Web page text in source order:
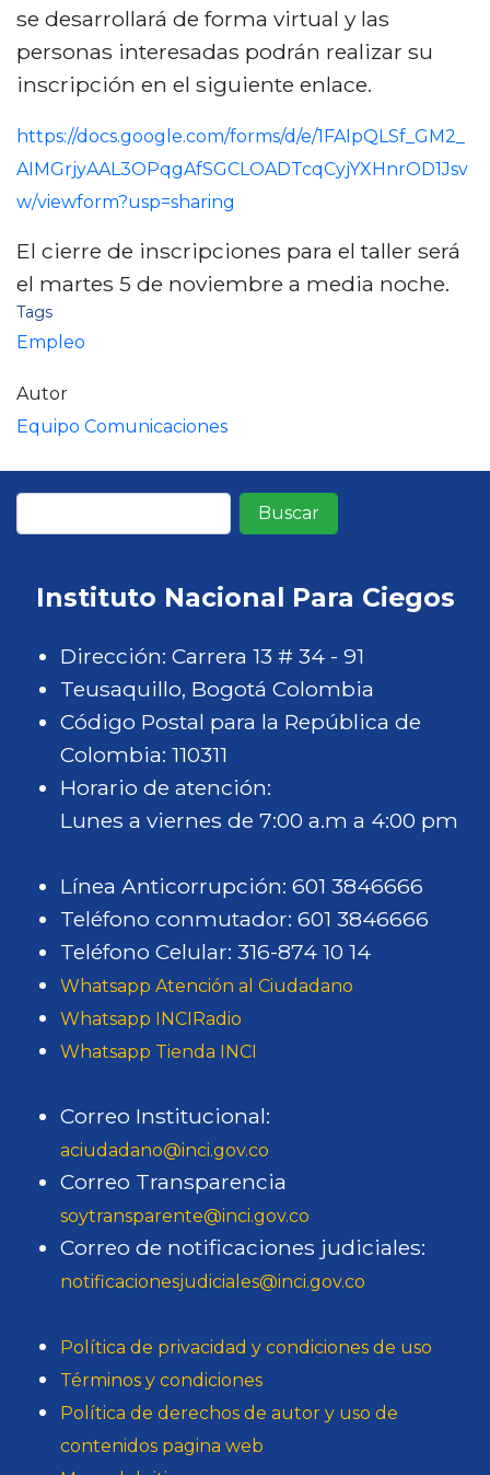
se desarrollará de forma virtual y las
personas interesadas podrán realizar su
inscripción en el siguiente enlace.
https://docs.google.com/forms/d/e/1FAIpQLSf_GM2_
AIMGrjyAAL3OPqgAfSGCLOADTcqCyjYXHnrOD1Jsv
w/viewform?usp=sharing
El cierre de inscripciones para el taller será
el martes 5 de noviembre a media noche.
Tags
Empleo
Autor
Equipo Comunicaciones
Instituto Nacional Para Ciegos
Dirección: Carrera 13 # 34 - 91
Teusaquillo, Bogotá Colombia
Código Postal para la República de
Colombia: 110311
Horario de atención:
Lunes a viernes de 7:00 a.m a 4:00 pm
Línea Anticorrupción: 601 3846666
Teléfono conmutador: 601 3846666
Teléfono Celular: 316-874 10 14
Whatsapp Atención al Ciudadano
Whatsapp INCIRadio
Whatsapp Tienda INCI
Correo Institucional:
aciudadano@inci.gov.co
Correo Transparencia
soytransparente@inci.gov.co
Correo de notificaciones judiciales:
notificacionesjudiciales@inci.gov.co
Política de privacidad y condiciones de uso
Términos y condiciones
Política de derechos de autor y uso de
contenidos pagina web